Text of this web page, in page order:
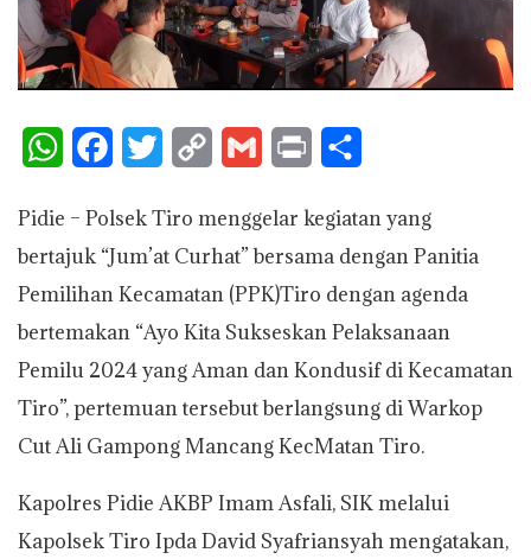
W
a
t
s
c
e
b
i
t
t
p
y
L
a
i
l
i
n
t
a
r
e
Pidie – Polsek Tiro menggelar kegiatan yang
bertajuk “Jum’at Curhat” bersama dengan Panitia
Pemilihan Kecamatan (PPK)Tiro dengan agenda
bertemakan “Ayo Kita Sukseskan Pelaksanaan
Pemilu 2024 yang Aman dan Kondusif di Kecamatan
Tiro”, pertemuan tersebut berlangsung di Warkop
Cut Ali Gampong Mancang KecMatan Tiro.
Kapolres Pidie AKBP Imam Asfali, SIK melalui
Kapolsek Tiro Ipda David Syafriansyah mengatakan,